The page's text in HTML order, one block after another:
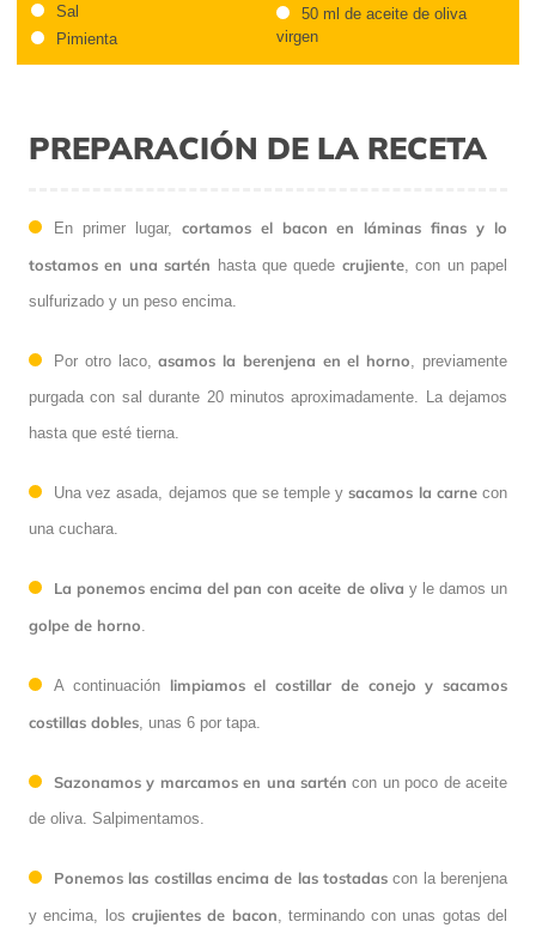
Sal
Pimienta
50 ml de aceite de oliva
virgen
PREPARACIÓN DE LA RECETA
En primer lugar,
cortamos el bacon en láminas finas y lo
tostamos en una sartén hasta que quede crujiente, con un papel
sulfurizado y un peso encima.
Por otro laco,asamos la berenjena en el horno , previamente
purgada con sal durante 20 minutos aproximadamente. La dejamos
hasta que esté tierna.
Una vez asada, dejamos que se temple ysacamos la carnecon
una cuchara.
La ponemos encima del pan con aceite de oliva y le damos un
golpe de horno
A continuaciónlimpiamos el costillar de conejo y sacamos
costillas dobles , unas 6 por tapa.
Sazonamos y marcamos en una sartén con un poco de aceite
de oliva. Salpimentamos.
Ponemos las costillas encima de las tostadascon la berenjena
y encima, los crujientes de bacon , terminando con unas gotas del